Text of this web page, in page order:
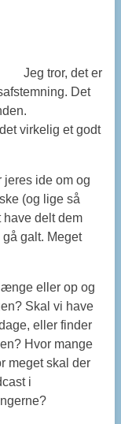
Jeg tror, det er
Det
virkelig et godt
jeres ide om og
(og lige så
have delt dem
galt. Meget
eller op og
Skal vi have
eller finder
Hvor mange
meget skal der
i